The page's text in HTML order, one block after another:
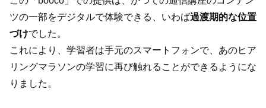
ツの一部をデジタルで体験できる、いわば過渡期的な位置
づけでした。
これにより、学習者は手元のスマートフォンで、あのヒア
リングマラソンの学習に再び触れることができるようにな
りました。